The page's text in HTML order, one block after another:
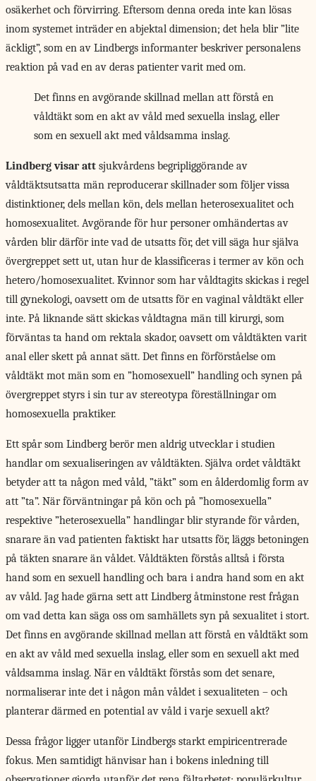
osäkerhet och förvirring. Eftersom denna oreda inte kan lösas
inom systemet inträder en abjektal dimension; det hela blir ”lite
äckligt”, som en av Lindbergs informanter beskriver personalens
reaktion på vad en av deras patienter varit med om.
Det finns en avgörande skillnad mellan att förstå en
våldtäkt som en akt av våld med sexuella inslag, eller
som en sexuell akt med våldsamma inslag.
Lindberg visar att sjukvårdens begripliggörande av
våldtäktsutsatta män reproducerar skillnader som följer vissa
distinktioner, dels mellan kön, dels mellan heterosexualitet och
homosexualitet. Avgörande för hur personer omhändertas av
vården blir därför inte vad de utsatts för, det vill säga hur själva
övergreppet sett ut, utan hur de klassificeras i termer av kön och
hetero/homosexualitet. Kvinnor som har våldtagits skickas i regel
till gynekologi, oavsett om de utsatts för en vaginal våldtäkt eller
inte. På liknande sätt skickas våldtagna män till kirurgi, som
förväntas ta hand om rektala skador, oavsett om våldtäkten varit
anal eller skett på annat sätt. Det finns en förförståelse om
våldtäkt mot män som en ”homosexuell” handling och synen på
övergreppet styrs i sin tur av stereotypa föreställningar om
homosexuella praktiker.
Ett spår som Lindberg berör men aldrig utvecklar i studien
handlar om sexualiseringen av våldtäkten. Själva ordet våldtäkt
betyder att ta någon med våld, ”täkt” som en ålderdomlig form av
att ”ta”. När förväntningar på kön och på ”homosexuella”
respektive ”heterosexuella” handlingar blir styrande för vården,
snarare än vad patienten faktiskt har utsatts för, läggs betoningen
på täkten snarare än våldet. Våldtäkten förstås alltså i första
hand som en sexuell handling och bara i andra hand som en akt
av våld. Jag hade gärna sett att Lindberg åtminstone rest frågan
om vad detta kan säga oss om samhällets syn på sexualitet i stort.
Det finns en avgörande skillnad mellan att förstå en våldtäkt som
en akt av våld med sexuella inslag, eller som en sexuell akt med
våldsamma inslag. När en våldtäkt förstås som det senare,
normaliserar inte det i någon mån våldet i sexualiteten – och
planterar därmed en potential av våld i varje sexuell akt?
Dessa frågor ligger utanför Lindbergs starkt empiricentrerade
fokus. Men samtidigt hänvisar han i bokens inledning till